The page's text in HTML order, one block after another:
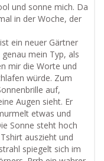
und sonne mich. Da
in der Woche, der
ein neuer Gärtner
mein Typ, als
mir die Worte und
würde. Zum
auf,
Augen sieht. Er
etwas und
Sonne steht hoch
auszieht und
spiegelt sich im